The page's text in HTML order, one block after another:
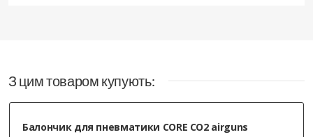
З цим товаром купують:
Балончик для пневматики CORE CO2 airguns